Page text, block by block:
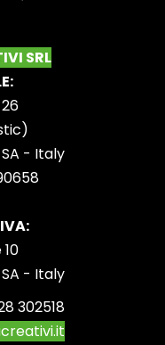
SRL
- Italy
- Italy
302518